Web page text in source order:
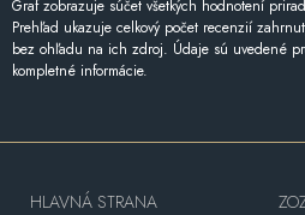
Graf zobrazuje súčet všetkých hodnotení
Prehľad ukazuje celkový počet recenzií
bez ohľadu na ich zdroj. Údaje sú uvedené
kompletné informácie.
HLAVNÁ STRANA